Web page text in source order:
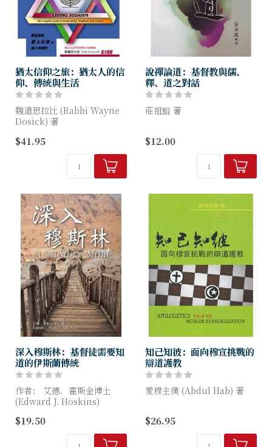
猶太信仰之旅：猶太人的信
仰、傳統與生活
魏道思拉比 (Rabbi Wayne
Dosick) 著
魏道思拉比所著的《猶太信仰
之旅》，針對猶太人的信仰、
傳統與生活，提供了深入淺出
的概述。它結合了學...
$41.95
說禪論道：基督教與儒、
釋、道之對話
莊祖鯤 著
正在崛起的時候，也是我們透
過深刻反省，來更新中國文化
的時機。儒、釋、道三家的人
生觀，已經深刻地烙印在每一
$12.00
深入穆斯林：基督徒需要知
道的伊斯蘭傳統
作者： 艾德．霍斯金博士
(Edward J. Hoskins)
誤解導致恐懼、逃避，最終引
發衝突，而真實的理解就是和
$19.50
知己知彼：面向穆宣挑戰的
辯道護教
愛穆主僕 (Abdul Hab) 著
是真理的愛，也是捨己的愛。
正是為了這愛，基督門徒不敢
$26.95